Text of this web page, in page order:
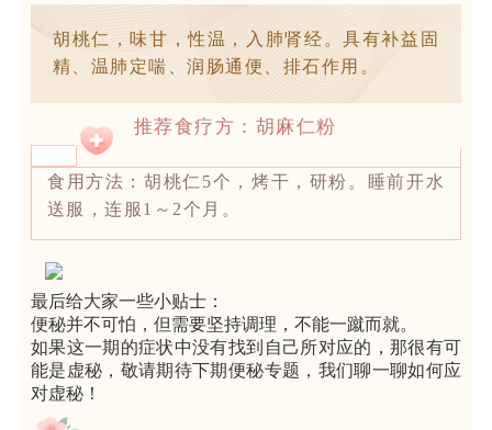
胡桃仁，味甘，性温，入肺肾经。具有补益固
精、温肺定喘、润肠通便、排石作用。
推荐食疗方：胡麻仁粉
食用方法：胡桃仁5个，烤干，研粉。睡前开水
送服，连服1～2个月。
最后给大家一些小贴士：
便秘并不可怕，但需要坚持调理，不能一蹴而就。
如果这一期的症状中没有找到自己所对应的，那很有可
能是虚秘，敬请期待下期便秘专题，我们聊一聊如何应
对虚秘！